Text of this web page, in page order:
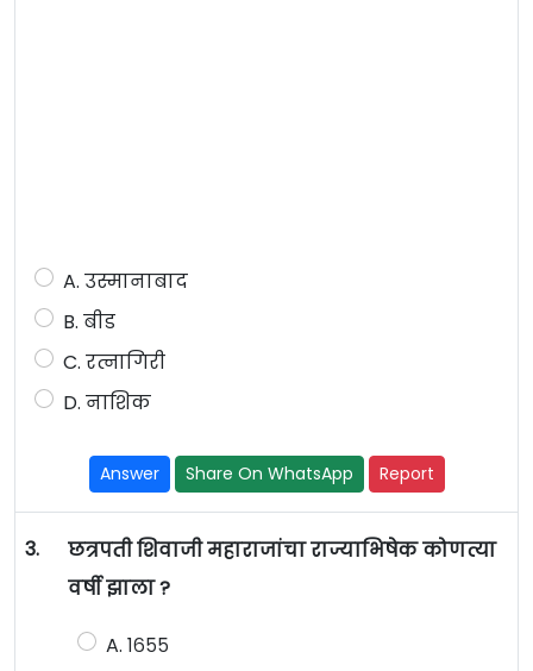
A. उस्मानाबाद
B. बीड
C. रत्नागिरी
D. नाशिक
Answer Share On WhatsApp Report
3.
छत्रपती शिवाजी महाराजांचा राज्याभिषेक कोणत्या
वर्षी झाला ?
A. १६५५